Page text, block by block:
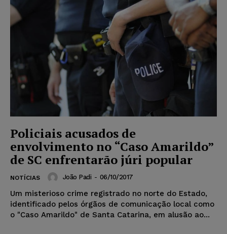
Policiais acusados de
envolvimento no “Caso Amarildo”
de SC enfrentarão júri popular
NOTÍCIAS João Padi - 06/10/2017
Um misterioso crime registrado no norte do Estado,
identificado pelos órgãos de comunicação local como
o "Caso Amarildo" de Santa Catarina, em alusão ao...